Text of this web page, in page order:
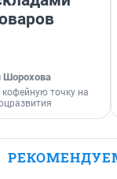
Шорохова
точку на